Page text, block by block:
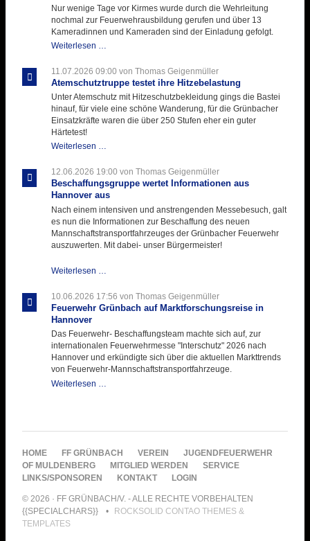
Nur wenige Tage vor Kirmes wurde durch die Wehrleitung
nochmal zur Feuerwehrausbildung gerufen und über 13
Kameradinnen und Kameraden sind der Einladung gefolgt.
Weiterlesen …
für
der
Kirmes
mit
zukunftsweisender
11.07.2026 09:00 von Thomas Geigenmüller
Atemschutztruppe testet ihre Hitzebelastung
Unter Atemschutz mit Hitzeschutzbekleidung gings die Bastei
hinauf, für viele eine schöne Wanderung, für die Grünbacher
Einsatzkräfte waren die über 250 Stufen eher ein guter
Härtetest!
Weiterlesen …
ihre
Hitzebelastung
12.06.2026 19:00 von Thomas Geigenmüller
Beschaffungsgruppe wertet Informationen aus
Hannover aus
Nach einem intensiven und anstrengenden Messebesuch, galt
es nun die Informationen zur Beschaffung des neuen
Mannschaftstransportfahrzeuges der Grünbacher Feuerwehr
auszuwerten. Mit dabei- unser Bürgermeister!
Weiterlesen …
Informationen
aus
aus
10.06.2026 17:56 von Thomas Geigenmüller
Feuerwehr Grünbach auf Marktforschungsreise in
Hannover
Das Feuerwehr- Beschaffungsteam machte sich auf, zur
internationalen Feuerwehrmesse "Interschutz" 2026 nach
Hannover und erkündigte sich über die aktuellen Markttrends
von Feuerwehr-Mannschaftstransportfahrzeuge.
Weiterlesen …
in
NAVIGATION
ÜBERSPRINGEN
HOME FF GRÜNBACH VEREIN
JUGENDFEUERWEHR
OF MULDENBERG
MITGLIED WERDEN
SERVICE
LINKS/SPONSOREN
KONTAKT LOGIN
© 2026 · FF GRÜNBACH/V. - ALLE RECHTE VORBEHALTEN
{{SPECIALCHARS}}
ROCKSOLID CONTAO THEMES &
TEMPLATES